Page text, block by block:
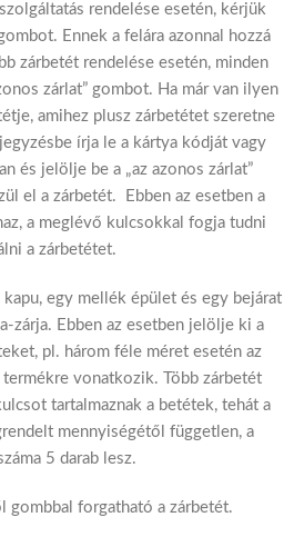
rendelése esetén, kérjük
Ennek a felára azonnal hozzá
zárbetét rendelése esetén, minden
zárlat” gombot. Ha már van ilyen
amihez plusz zárbetétet szeretne
írja le a kártya kódját vagy
és jelölje be a „az azonos zárlat”
el a zárbetét. Ebben az esetben a
a meglévő kulcsokkal fogja tudni
a zárbetétet.
kapu, egy mellék épület és egy bejárat
zárja. Ebben az esetben jelölje ki a
pl. három féle méret esetén az
vonatkozik. Több zárbetét
tartalmaznak a betétek, tehát a
mennyiségétől független, a
5 darab lesz.
gombbal forgatható a zárbetét.